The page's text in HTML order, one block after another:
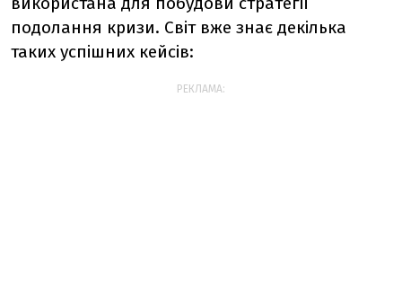
подолання кризи. Світ вже знає декілька
таких успішних кейсів:
РЕКЛАМА: